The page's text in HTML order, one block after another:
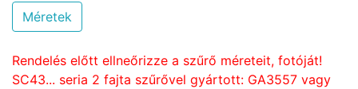
Méretek
Rendelés előtt ellneőrizze a szűrő méreteit, fotóját!
SC43... seria 2 fajta szűrővel gyártott: GA3557 vagy